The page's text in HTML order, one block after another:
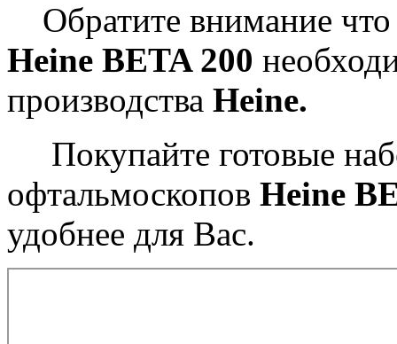
Обратите внимание что
Heine BETA 200
производства Heine.
Покупайте готовые
офтальмоскопов Heine
удобнее для Вас.